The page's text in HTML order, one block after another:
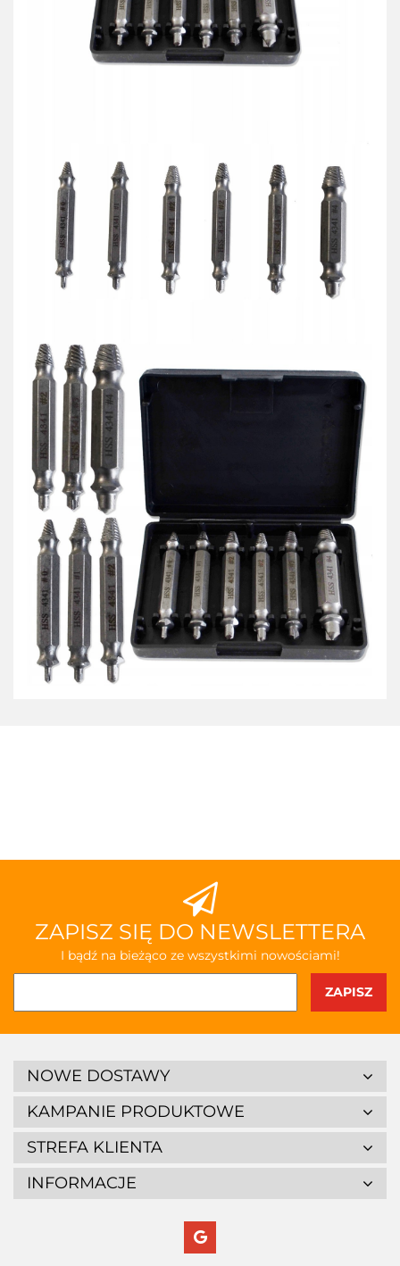
ZAPISZ SIĘ DO NEWSLETTERA
I bądź na bieżąco ze wszystkimi nowościami!
NOWE DOSTAWY
KAMPANIE PRODUKTOWE
STREFA KLIENTA
INFORMACJE